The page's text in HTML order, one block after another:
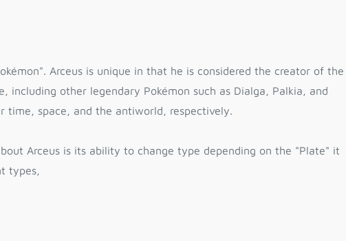
Arceus is unique in that he is considered the creator of the
including other legendary Pokémon such as Dialga, Palkia, and
time, space, and the antiworld, respectively.
Arceus is its ability to change type depending on the "Plate" it
types,